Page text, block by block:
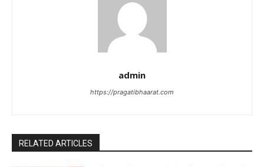
admin
https://pragatibhaarat.com
RELATED ARTICLES